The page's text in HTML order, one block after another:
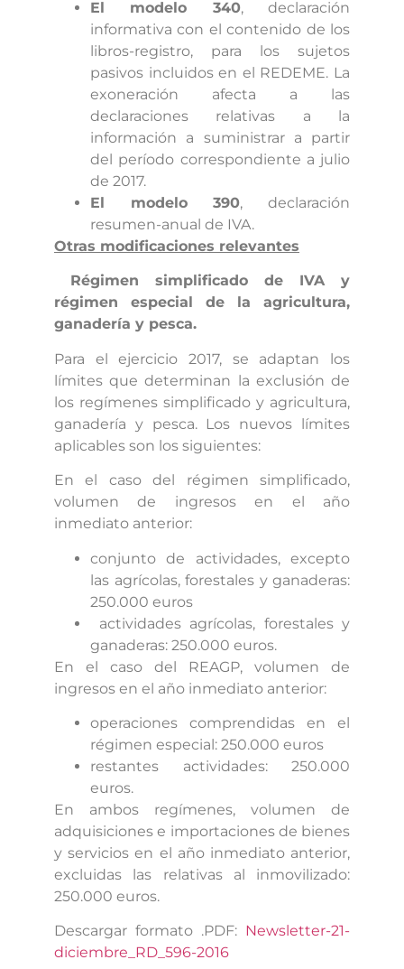
El modelo 340, declaración
informativa con el contenido de los
libros-registro, para los sujetos
pasivos incluidos en el REDEME. La
exoneración afecta a las
declaraciones relativas a la
información a suministrar a partir
del período correspondiente a julio
de 2017.
El modelo 390, declaración
resumen-anual de IVA.
Otras modificaciones relevantes
Régimen simplificado de IVA y
régimen especial de la agricultura,
ganadería y pesca.
Para el ejercicio 2017, se adaptan los
límites que determinan la exclusión de
los regímenes simplificado y agricultura,
ganadería y pesca. Los nuevos límites
aplicables son los siguientes:
En el caso del régimen simplificado,
volumen de ingresos en el año
inmediato anterior:
conjunto de actividades, excepto
las agrícolas, forestales y ganaderas:
250.000 euros
actividades agrícolas, forestales y
ganaderas: 250.000 euros.
En el caso del REAGP, volumen de
ingresos en el año inmediato anterior:
operaciones comprendidas en el
régimen especial: 250.000 euros
restantes actividades: 250.000
euros.
En ambos regímenes, volumen de
adquisiciones e importaciones de bienes
y servicios en el año inmediato anterior,
excluidas las relativas al inmovilizado:
250.000 euros.
Descargar formato .PDF: Newsletter-21-
diciembre_RD_596-2016